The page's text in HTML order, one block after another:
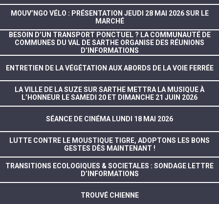
MOUV’NGO VÉLO : PRÉSENTATION JEUDI 28 MAI 2026 SUR LE
MARCHÉ
BESOIN D’UN TRANSPORT PONCTUEL ? LA COMMUNAUTÉ DE
COMMUNES DU VAL DE SARTHE ORGANISE DES RÉUNIONS
D’INFORMATIONS
ENTRETIEN DE LA VÉGÉTATION AUX ABORDS DE LA VOIE FERRÉE
LA VILLE DE LA SUZE SUR SARTHE METTRA LA MUSIQUE À
L’HONNEUR LE SAMEDI 20 ET DIMANCHE 21 JUIN 2026
SÉANCE DE CINÉMA LUNDI 18 MAI 2026
LUTTE CONTRE LE MOUSTIQUE TIGRE, ADOPTONS LES BONS
GESTES DÈS MAINTENANT !
TRANSITIONS ECOLOGIQUES & SOCIETALES : SONDAGE LETTRE
D’INFORMATIONS
TROUVÉ CHIENNE